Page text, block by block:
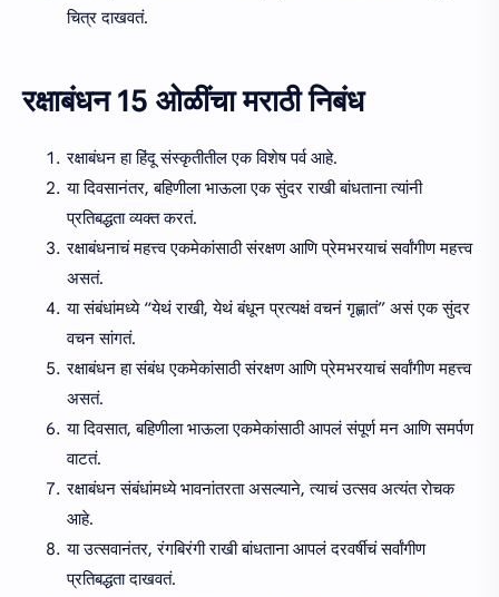
चित्र दाखवतं.
रक्षाबंधन 15 ओळींचा मराठी निबंध
रक्षाबंधन हा हिंदू संस्कृतीतील एक विशेष पर्व आहे.
या दिवसानंतर, बहिणीला भाऊला एक सुंदर राखी बांधताना त्यांनी
प्रतिबद्धता व्यक्त करतं.
रक्षाबंधनाचं महत्त्व एकमेकांसाठी संरक्षण आणि प्रेमभरयाचं सर्वांगीण महत्त्व
असतं.
या संबंधांमध्ये “येथं राखी, येथं बंधून प्रत्यक्षं वचनं गृह्णातं” असं एक सुंदर
वचन सांगतं.
रक्षाबंधन हा संबंध एकमेकांसाठी संरक्षण आणि प्रेमभरयाचं सर्वांगीण महत्त्व
असतं.
या दिवसात, बहिणीला भाऊला एकमेकांसाठी आपलं संपूर्ण मन आणि समर्पण
वाटतं.
रक्षाबंधन संबंधांमध्ये भावनांतरता असल्याने, त्याचं उत्सव अत्यंत रोचक
आहे.
या उत्सवानंतर, रंगबिरंगी राखी बांधताना आपलं दरवर्षीचं सर्वांगीण
प्रतिबद्धता दाखवतं.